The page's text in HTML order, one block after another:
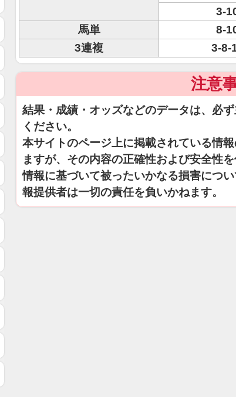
3-
馬単
8-
3連複
3-8-
注意
結果・成績・オッズなどのデータは、必
ください。
本サイトのページ上に掲載されている情
ますが、その内容の正確性および安全性
情報に基づいて被ったいかなる損害につ
報提供者は一切の責任を負いかねます。